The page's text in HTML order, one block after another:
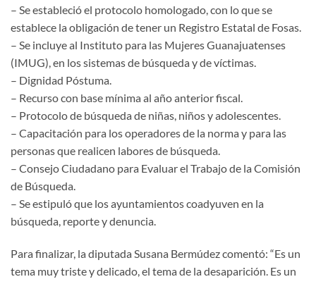
– Se estableció el protocolo homologado, con lo que se
establece la obligación de tener un Registro Estatal de Fosas.
– Se incluye al Instituto para las Mujeres Guanajuatenses
(IMUG), en los sistemas de búsqueda y de víctimas.
– Dignidad Póstuma.
– Recurso con base mínima al año anterior fiscal.
– Protocolo de búsqueda de niñas, niños y adolescentes.
– Capacitación para los operadores de la norma y para las
personas que realicen labores de búsqueda.
– Consejo Ciudadano para Evaluar el Trabajo de la Comisión
de Búsqueda.
– Se estipuló que los ayuntamientos coadyuven en la
búsqueda, reporte y denuncia.
Para finalizar, la diputada Susana Bermúdez comentó: “Es un
tema muy triste y delicado, el tema de la desaparición. Es un